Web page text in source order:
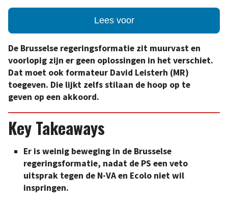
Lees voor
De Brusselse regeringsformatie zit muurvast en
voorlopig zijn er geen oplossingen in het verschiet.
Dat moet ook formateur David Leisterh (MR)
toegeven. Die lijkt zelfs stilaan de hoop op te
geven op een akkoord.
Key Takeaways
Er is weinig beweging in de Brusselse
regeringsformatie, nadat de PS een veto
uitsprak tegen de N-VA en Ecolo niet wil
inspringen.